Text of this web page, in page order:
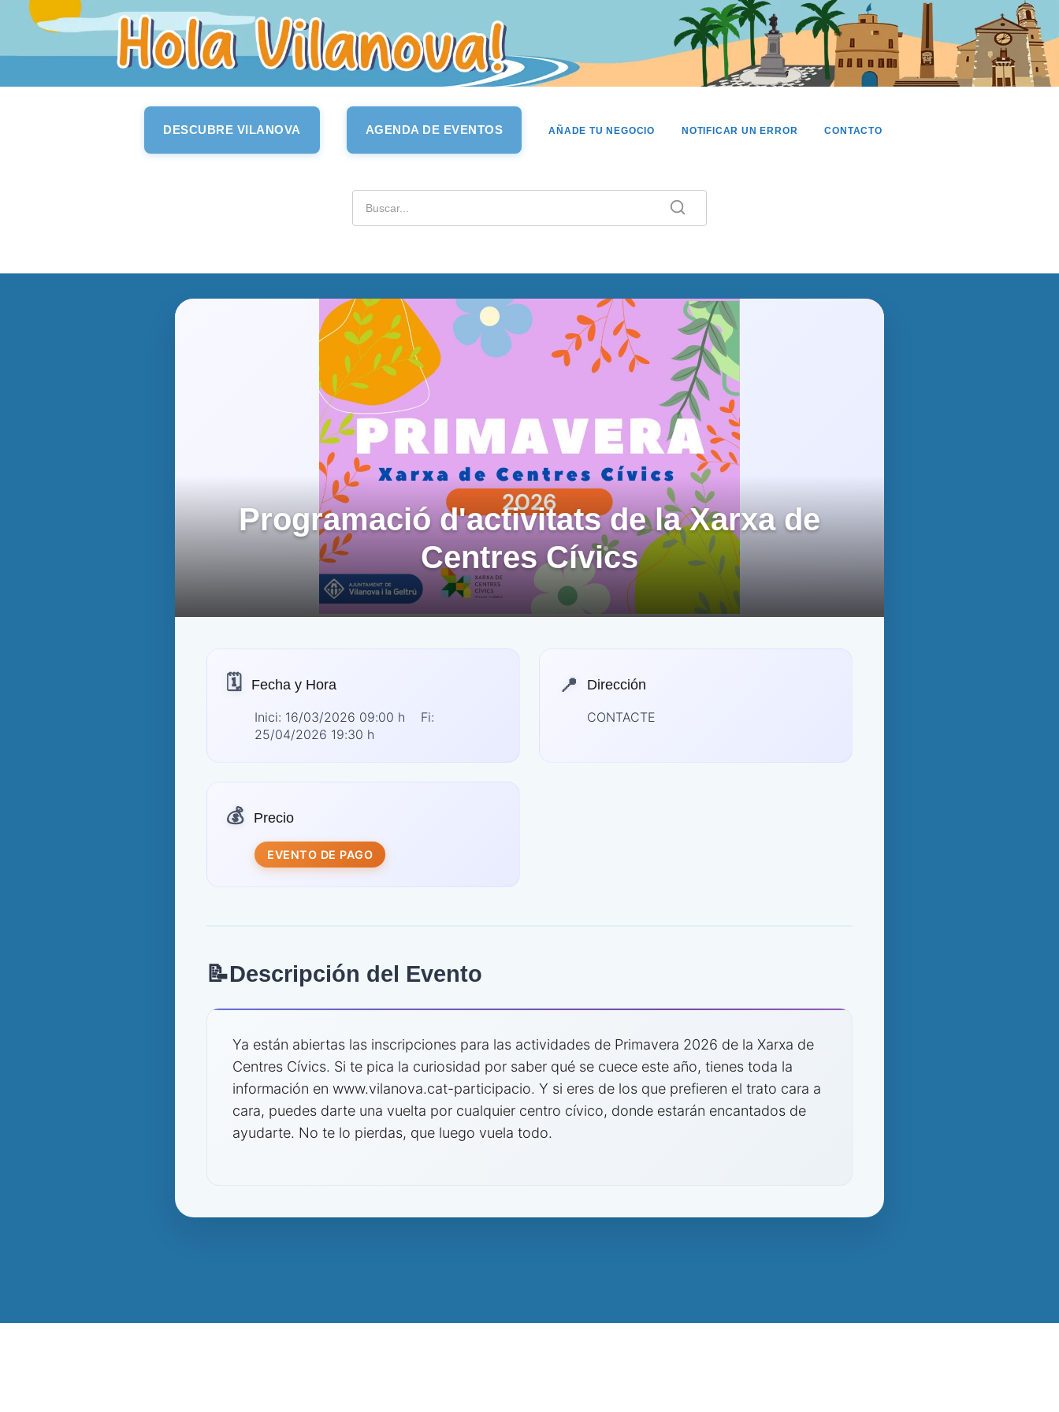
DESCUBRE VILANOVA AGENDA DE EVENTOS AÑADE TU NEGOCIO NOTIFICAR UN ERROR CONTACTO
Programació d'activitats de la Xarxa de
Centres Cívics
🗓️ Fecha y Hora
Inici: 16/03/2026 09:00 h Fi:
25/04/2026 19:30 h
📍 Dirección
CONTACTE
💰 Precio
EVENTO DE PAGO
📝Descripción del Evento
Ya están abiertas las inscripciones para las actividades de Primavera 2026 de la Xarxa de
Centres Cívics. Si te pica la curiosidad por saber qué se cuece este año, tienes toda la
información en www.vilanova.cat-participacio. Y si eres de los que prefieren el trato cara a
cara, puedes darte una vuelta por cualquier centro cívico, donde estarán encantados de
ayudarte. No te lo pierdas, que luego vuela todo.